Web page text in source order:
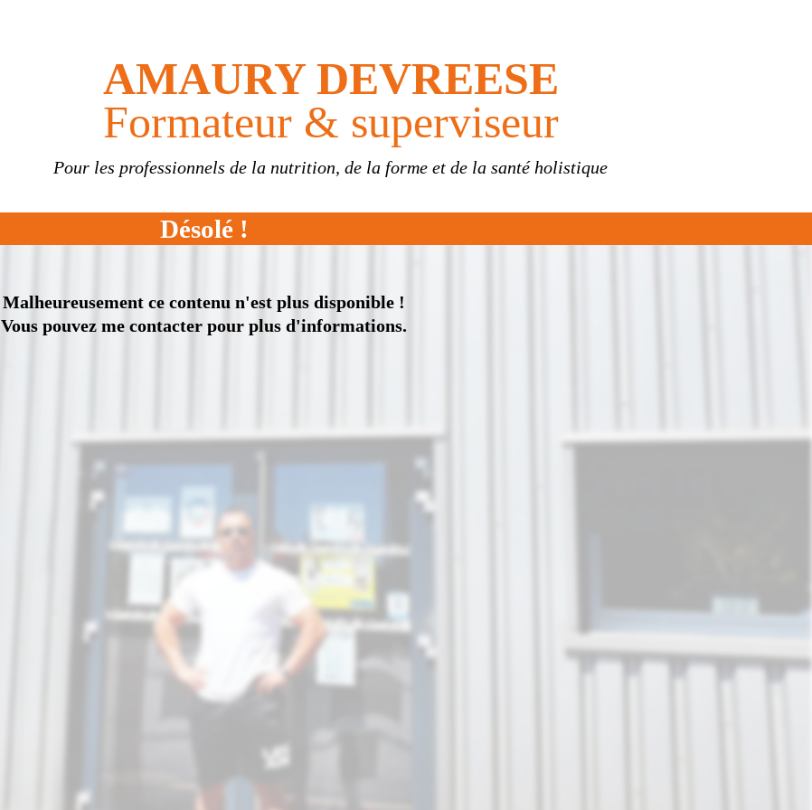
AMAURY DEVREESE
Formateur & superviseur
Pour les professionnels de la nutrition, de la forme et de la santé holistique
Désolé !
Malheureusement ce contenu n'est plus disponible !
Vous pouvez me contacter pour plus d'informations.